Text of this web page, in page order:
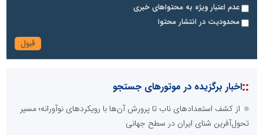
عدم اعتبار ویژه به محتواهای خبری
محدودیت در انتشار محتوا
::اخبار برگزیده در موتورهای جستجو
از کشف استعدادهای ناب تا پرورش آن‌ها با رویکردهای نوآورانه؛ مسیر
تحول‌آفرین شنای ایران در سطح جهانی